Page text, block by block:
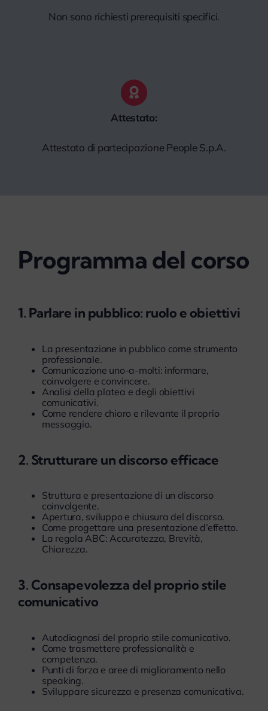
Non sono richiesti prerequisiti specifici.
Attestato:
Attestato di partecipazione People S.p.A.
Programma del corso
1. Parlare in pubblico: ruolo e obiettivi
La presentazione in pubblico come strumento
professionale.
Comunicazione uno-a-molti: informare,
coinvolgere e convincere.
Analisi della platea e degli obiettivi
comunicativi.
Come rendere chiaro e rilevante il proprio
messaggio.
2. Strutturare un discorso efficace
Struttura e presentazione di un discorso
coinvolgente.
Apertura, sviluppo e chiusura del discorso.
Come progettare una presentazione d’effetto.
La regola ABC: Accuratezza, Brevità,
Chiarezza.
3. Consapevolezza del proprio stile
comunicativo
Autodiagnosi del proprio stile comunicativo.
Come trasmettere professionalità e
competenza.
Punti di forza e aree di miglioramento nello
speaking.
Sviluppare sicurezza e presenza comunicativa.